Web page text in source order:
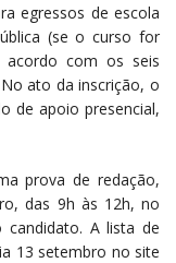
egressos de escola
(se o curso for
acordo com os seis
ato da inscrição, o
de apoio presencial,
prova de redação,
das 9h às 12h, no
A lista de
13 setembro no site